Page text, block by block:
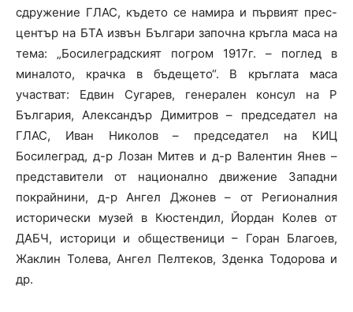
сдружение ГЛАС, където се намира и първият прес-
център на БТА извън Българи започна кръгла маса на
тема: „Босилеградският погром 1917г. – поглед в
миналото, крачка в бъдещето“. В кръглата маса
участват: Едвин Сугарев, генерален консул на Р
България, Александър Димитров – председател на
ГЛАС, Иван Николов – председател на КИЦ
Босилеград, д-р Лозан Митев и д-р Валентин Янев –
представители от национално движение Западни
покрайнини, д-р Ангел Джонев – от Регионалния
исторически музей в Кюстендил, Йордан Колев от
ДАБЧ, историци и общественици – Горан Благоев,
Жаклин Толева, Ангел Пелтеков, Зденка Тодорова и
др.